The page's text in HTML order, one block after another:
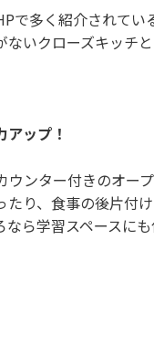
で多く紹介されて
いクローズキッチ
ップ！
ンター付きのオー
り、食事の後片付
ら学習スペースに